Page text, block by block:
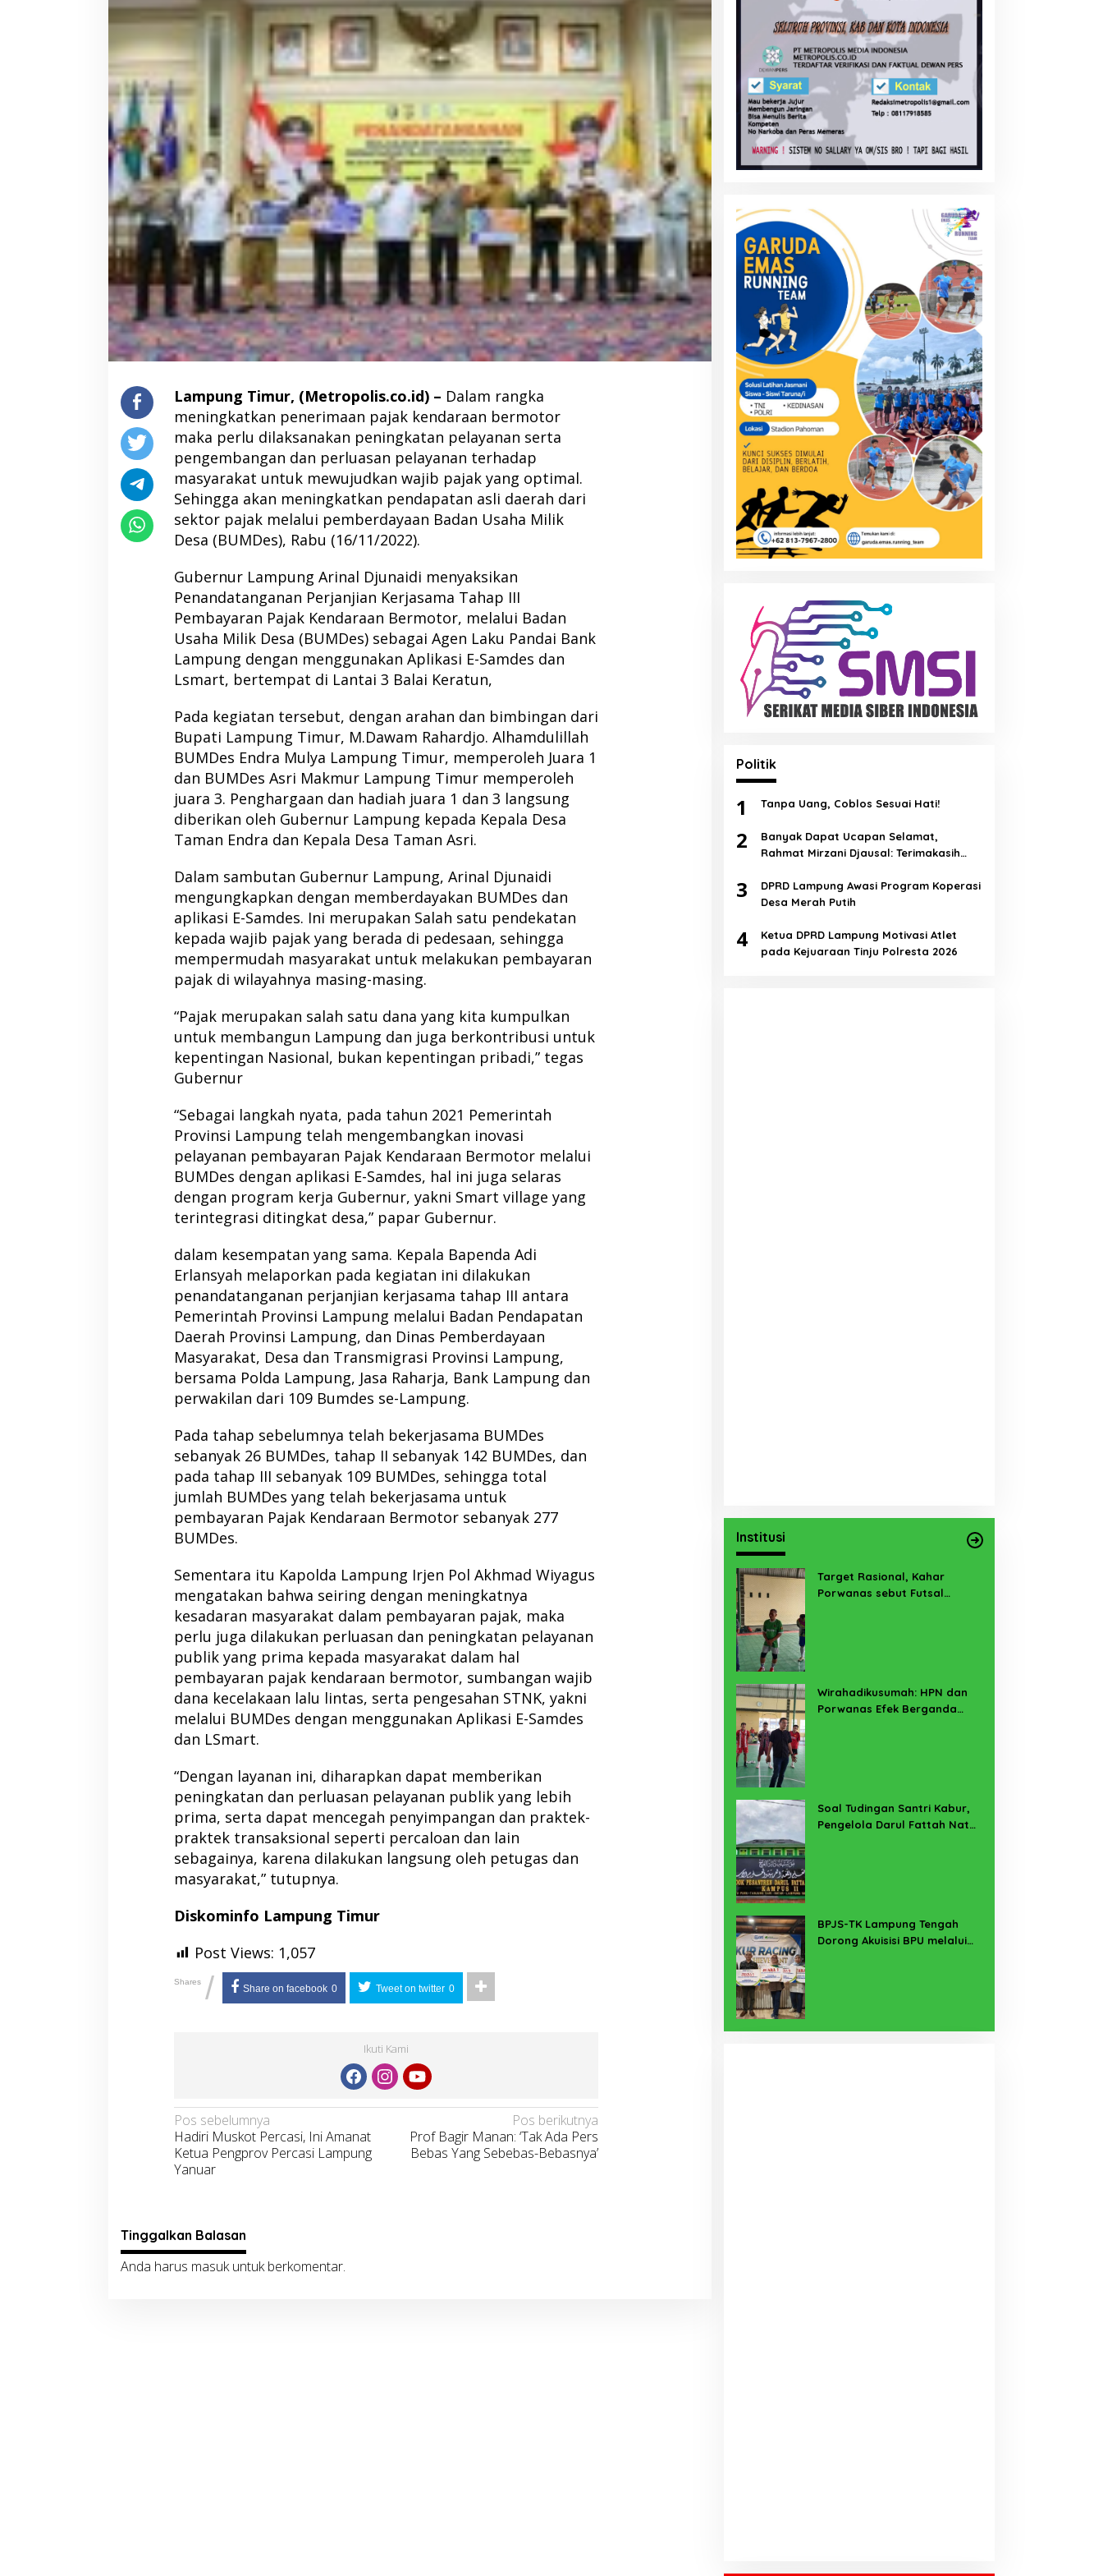
Lampung Timur, (Metropolis.co.id) – Dalam rangka
meningkatkan penerimaan pajak kendaraan bermotor
maka perlu dilaksanakan peningkatan pelayanan serta
pengembangan dan perluasan pelayanan terhadap
masyarakat untuk mewujudkan wajib pajak yang optimal.
Sehingga akan meningkatkan pendapatan asli daerah dari
sektor pajak melalui pemberdayaan Badan Usaha Milik
Desa (BUMDes), Rabu (16/11/2022).
Gubernur Lampung Arinal Djunaidi menyaksikan
Penandatanganan Perjanjian Kerjasama Tahap III
Pembayaran Pajak Kendaraan Bermotor, melalui Badan
Usaha Milik Desa (BUMDes) sebagai Agen Laku Pandai Bank
Lampung dengan menggunakan Aplikasi E-Samdes dan
Lsmart, bertempat di Lantai 3 Balai Keratun,
Pada kegiatan tersebut, dengan arahan dan bimbingan dari
Bupati Lampung Timur, M.Dawam Rahardjo. Alhamdulillah
BUMDes Endra Mulya Lampung Timur, memperoleh Juara 1
dan BUMDes Asri Makmur Lampung Timur memperoleh
juara 3. Penghargaan dan hadiah juara 1 dan 3 langsung
diberikan oleh Gubernur Lampung kepada Kepala Desa
Taman Endra dan Kepala Desa Taman Asri.
Dalam sambutan Gubernur Lampung, Arinal Djunaidi
mengungkapkan dengan memberdayakan BUMDes dan
aplikasi E-Samdes. Ini merupakan Salah satu pendekatan
kepada wajib pajak yang berada di pedesaan, sehingga
mempermudah masyarakat untuk melakukan pembayaran
pajak di wilayahnya masing-masing.
“Pajak merupakan salah satu dana yang kita kumpulkan
untuk membangun Lampung dan juga berkontribusi untuk
kepentingan Nasional, bukan kepentingan pribadi,” tegas
Gubernur
“Sebagai langkah nyata, pada tahun 2021 Pemerintah
Provinsi Lampung telah mengembangkan inovasi
pelayanan pembayaran Pajak Kendaraan Bermotor melalui
BUMDes dengan aplikasi E-Samdes, hal ini juga selaras
dengan program kerja Gubernur, yakni Smart village yang
terintegrasi ditingkat desa,” papar Gubernur.
dalam kesempatan yang sama. Kepala Bapenda Adi
Erlansyah melaporkan pada kegiatan ini dilakukan
penandatanganan perjanjian kerjasama tahap III antara
Pemerintah Provinsi Lampung melalui Badan Pendapatan
Daerah Provinsi Lampung, dan Dinas Pemberdayaan
Masyarakat, Desa dan Transmigrasi Provinsi Lampung,
bersama Polda Lampung, Jasa Raharja, Bank Lampung dan
perwakilan dari 109 Bumdes se-Lampung.
Pada tahap sebelumnya telah bekerjasama BUMDes
sebanyak 26 BUMDes, tahap II sebanyak 142 BUMDes, dan
pada tahap III sebanyak 109 BUMDes, sehingga total
jumlah BUMDes yang telah bekerjasama untuk
pembayaran Pajak Kendaraan Bermotor sebanyak 277
BUMDes.
Sementara itu Kapolda Lampung Irjen Pol Akhmad Wiyagus
mengatakan bahwa seiring dengan meningkatnya
kesadaran masyarakat dalam pembayaran pajak, maka
perlu juga dilakukan perluasan dan peningkatan pelayanan
publik yang prima kepada masyarakat dalam hal
pembayaran pajak kendaraan bermotor, sumbangan wajib
dana kecelakaan lalu lintas, serta pengesahan STNK, yakni
melalui BUMDes dengan menggunakan Aplikasi E-Samdes
dan LSmart.
“Dengan layanan ini, diharapkan dapat memberikan
peningkatan dan perluasan pelayanan publik yang lebih
prima, serta dapat mencegah penyimpangan dan praktek-
praktek transaksional seperti percaloan dan lain
sebagainya, karena dilakukan langsung oleh petugas dan
masyarakat,” tutupnya.
Diskominfo Lampung Timur
Post Views: 1,057
Shares / Share on facebook 0 Tweet on twitter 0
Ikuti Kami
Navigasi
pos
Pos sebelumnya
Hadiri Muskot Percasi, Ini Amanat
Ketua Pengprov Percasi Lampung
Yanuar
Pos berikutnya
Prof Bagir Manan: ‘Tak Ada Pers
Bebas Yang Sebebas-Bebasnya’
Tinggalkan Balasan
Anda harus masukuntuk berkomentar.
Politik
1 Tanpa Uang, Coblos Sesuai Hati!
2
Banyak Dapat Ucapan Selamat,
Rahmat Mirzani Djausal: Terimakasih
3
DPRD Lampung Awasi Program Koperasi
Desa Merah Putih
4
Ketua DPRD Lampung Motivasi Atlet
pada Kejuaraan Tinju Polresta 2026
Institusi
Target Rasional, Kahar
Porwanas sebut Futsal
Wirahadikusumah: HPN dan
Porwanas Efek Berganda
Soal Tudingan Santri Kabur,
Pengelola Darul Fattah Natar
BPJS-TK Lampung Tengah
Dorong Akuisisi BPU melalui